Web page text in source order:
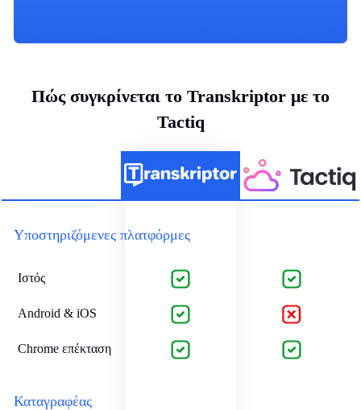
Πώς συγκρίνεται το Transkriptor με το
Tactiq
Υποστηριζόμενες πλατφόρμες
Ιστός
Android & iOS
Chrome επέκταση
Καταγραφέας